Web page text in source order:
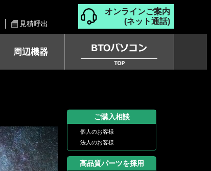
見積呼出
オンラインご案内
(ネット通話)
周辺機器
ご購入相談
個人のお客様
法人のお客様
高品質パーツを採用